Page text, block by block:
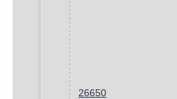
26650